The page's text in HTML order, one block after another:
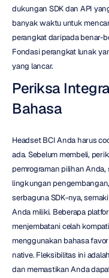
dukungan SDK dan API
banyak waktu untuk
perangkat daripada benar-
Fondasi perangkat lunak
yang lancar.
Periksa
Bahasa
Headset BCI Anda harus
ada. Sebelum membeli,
pemrograman pilihan
lingkungan
serbaguna SDK-nya,
Anda miliki. Beberapa
menjembatani celah
menggunakan bahasa
native. Fleksibilitas ini
dan memastikan Anda